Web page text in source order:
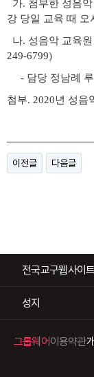
가. 첨부한 성음
강 당일 교육 때 오
나. 성음악 교육
249-6799)
- 담당 정남례
첨부. 2020년 성음
이전글 다음글
전국교구웹사이트
성지
그룹웨어이용약관